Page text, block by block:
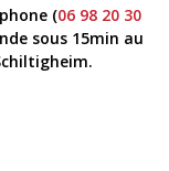
(06 98 20 30
sous 15min au